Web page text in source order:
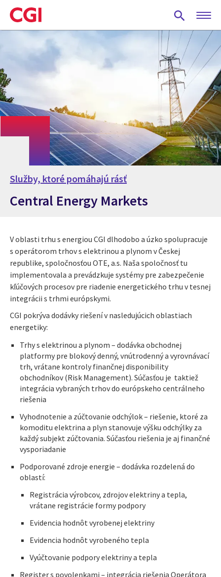
Skip
to
main
Služby, ktoré pomáhajú rásť
Central Energy Markets
V oblasti trhu s energiou CGI dlhodobo a úzko spolupracuje
s operátorom trhov s elektrinou a plynom v Českej
republike, spoločnosťou OTE, a.s. Naša spoločnosť tu
implementovala a prevádzkuje systémy pre zabezpečenie
kľúčových procesov pre riadenie energetického trhu v tesnej
integrácii s trhmi európskymi.
CGI pokrýva dodávky riešení v nasledujúcich oblastiach
energetiky:
Trhy s elektrinou a plynom – dodávka obchodnej
platformy pre blokový denný, vnútrodenný a vyrovnávací
trh, vrátane kontroly finančnej disponibility
obchodníkov (Risk Management). Súčasťou je taktiež
integrácia vybraných trhov do európskeho centrálneho
riešenia
Vyhodnotenie a zúčtovanie odchýlok – riešenie, ktoré za
komoditu elektrina a plyn stanovuje výšku odchýlky za
každý subjekt zúčtovania. Súčasťou riešenia je aj finančné
vysporiadanie
Podporované zdroje energie – dodávka rozdelená do
oblastí:
Registrácia výrobcov, zdrojov elektriny a tepla,
vrátane registrácie formy podpory
Evidencia hodnôt vyrobenej elektriny
Evidencia hodnôt vyrobeného tepla
Vyúčtovanie podpory elektriny a tepla
Register s povolenkami – integrácia riešenia Operátora